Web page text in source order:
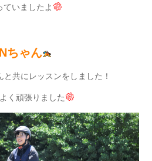
ていましたよ
Nちゃん
共にレッスンをしました！
く頑張りました